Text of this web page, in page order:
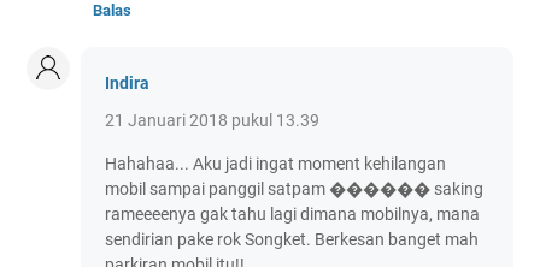
Balas
Indira
21 Januari 2018 pukul 13.39
Hahahaa... Aku jadi ingat moment kehilangan
mobil sampai panggil satpam ������ saking
rameeeenya gak tahu lagi dimana mobilnya, mana
sendirian pake rok Songket. Berkesan banget mah